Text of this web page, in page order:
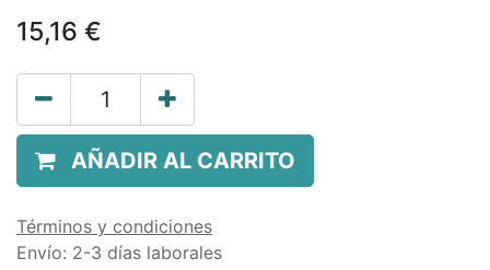
15,16 €
AÑADIR AL CARRITO
Términos y condiciones
Envío: 2-3 días laborales